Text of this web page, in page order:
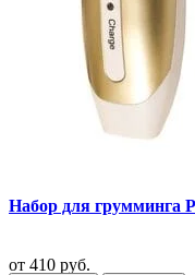
Набор для грумминга
от 410 руб.